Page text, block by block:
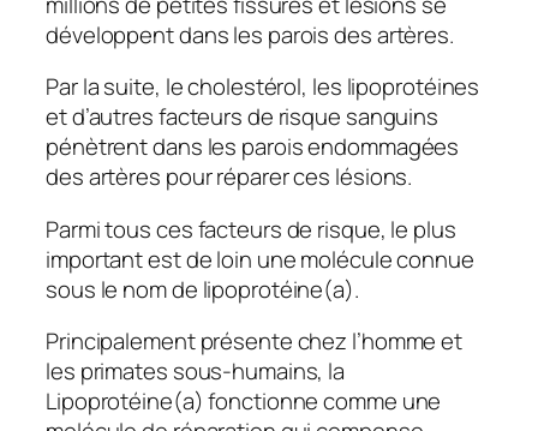
développent dans les parois des artères.
Par la suite, le cholestérol, les lipoprotéines
et d’autres facteurs de risque sanguins
pénètrent dans les parois endommagées
des artères pour réparer ces lésions.
Parmi tous ces facteurs de risque, le plus
important est de loin une molécule connue
sous le nom de lipoprotéine(a).
Principalement présente chez l’homme et
les primates sous-humains, la
Lipoprotéine(a) fonctionne comme une